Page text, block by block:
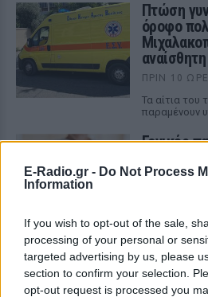
E-Radio.gr - Do Not Process
Information
If you wish to opt-out of the sale,
processing of your personal or
targeted advertising by us, please
section to confirm your selection.
opt-out request is processed you
Πτώση
όροφο
αναίσθητη
ΠΡΙΝ 10
Τα αίτια του
παραμένουν
Γονικές
στις
απειλούν
απώλεια του
ευρώ και να
φόρο 10%
Μακελειό